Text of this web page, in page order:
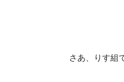
さあ、りす組